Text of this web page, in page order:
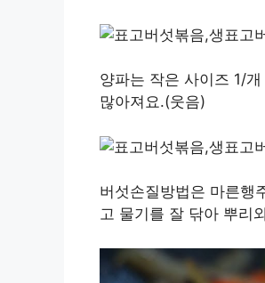
양파는 작은 사이즈 1/
많아져요.(웃음)
버섯손질방법은 마른행
고 물기를 잘 닦아 뿌리